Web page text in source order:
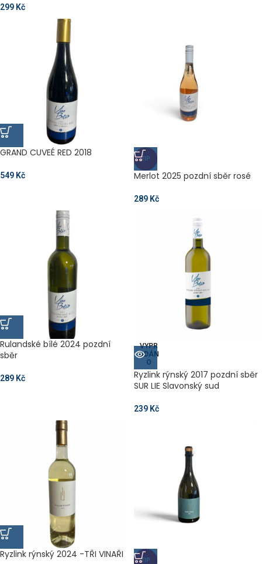
299 Kč
GRAND CUVEÉ RED 2018
549 Kč
TIP
Merlot 2025 pozdní sběr rosé
289 Kč
Rulandské bílé 2024 pozdní
sběr
289 Kč
VYPR
ODÁN
O
Ryzlink rýnský 2017 pozdní sběr
SUR LIE Slavonský sud
239 Kč
Ryzlink rýnský 2024 -TŘI VINAŘI
TIP